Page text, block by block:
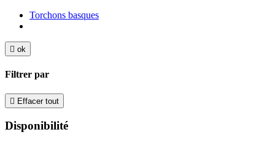
Torchons basques
 ok
Filtrer par
 Effacer tout
Disponibilité